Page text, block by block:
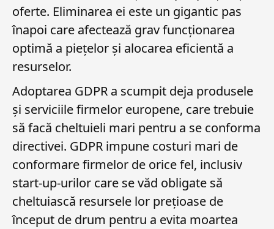
oferte. Eliminarea ei este un gigantic pas
înapoi care afectează grav funcționarea
optimă a piețelor și alocarea eficientă a
resurselor.
Adoptarea GDPR a scumpit deja produsele
și serviciile firmelor europene, care trebuie
să facă cheltuieli mari pentru a se conforma
directivei. GDPR impune costuri mari de
conformare firmelor de orice fel, inclusiv
start-up-urilor care se văd obligate să
cheltuiască resursele lor prețioase de
început de drum pentru a evita moartea